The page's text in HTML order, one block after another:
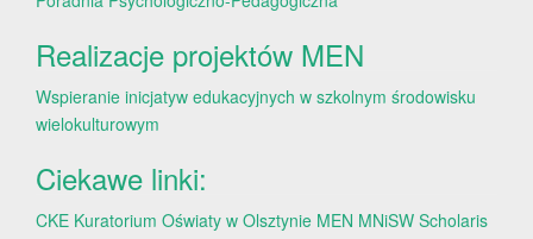
Realizacje projektów MEN
Wspieranie inicjatyw edukacyjnych w szkolnym środowisku
wielokulturowym
Ciekawe linki:
CKE Kuratorium Oświaty w Olsztynie MEN MNiSW Scholaris